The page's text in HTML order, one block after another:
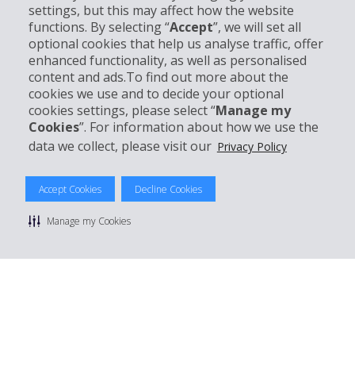
settings, but this may affect how the website
functions. By selecting “Accept”, we will set all
optional cookies that help us analyse traffic, offer
enhanced functionality, as well as personalised
content and ads.To find out more about the
cookies we use and to decide your optional
cookies settings, please select “Manage my
Cookies”. For information about how we use the
data we collect, please visit our Privacy Policy
Accept Cookies Decline Cookies
Manage my Cookies
Partner
Kundenservice
Mieten bei Hertz
© 2026 The Hertz System, Inc.
Datenschutzrichtlinie | Nutzungsbedingungen
Sitemap Cookies verwalten